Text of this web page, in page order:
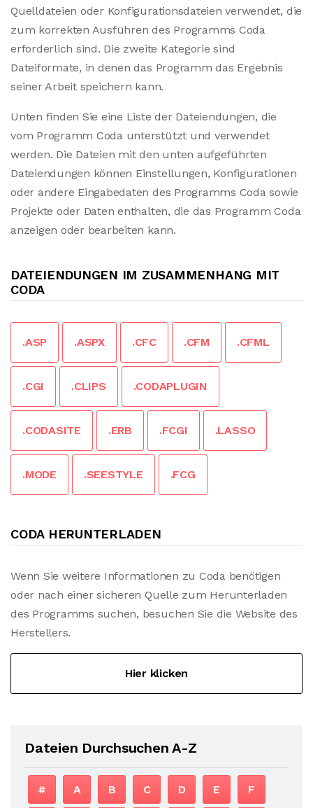
Quelldateien oder Konfigurationsdateien verwendet, die
zum korrekten Ausführen des Programms Coda
erforderlich sind. Die zweite Kategorie sind
Dateiformate, in denen das Programm das Ergebnis
seiner Arbeit speichern kann.
Unten finden Sie eine Liste der Dateiendungen, die
vom Programm Coda unterstützt und verwendet
werden. Die Dateien mit den unten aufgeführten
Dateiendungen können Einstellungen, Konfigurationen
oder andere Eingabedaten des Programms Coda sowie
Projekte oder Daten enthalten, die das Programm Coda
anzeigen oder bearbeiten kann.
DATEIENDUNGEN IM ZUSAMMENHANG MIT
CODA
.ASP .ASPX .CFC .CFM .CFML
.CGI .CLIPS .CODAPLUGIN
.CODASITE .ERB .FCGI .LASSO
.MODE .SEESTYLE .FCG
CODA HERUNTERLADEN
Wenn Sie weitere Informationen zu Coda benötigen
oder nach einer sicheren Quelle zum Herunterladen
des Programms suchen, besuchen Sie die Website des
Herstellers.
Hier klicken
Dateien Durchsuchen A-Z
# A B C D E F